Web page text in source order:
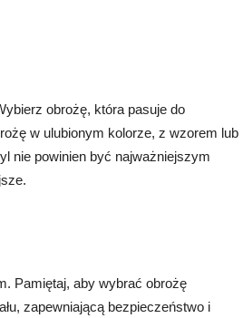
obrożę, która pasuje do
w ulubionym kolorze, z wzorem lub
nie powinien być najważniejszym
Pamiętaj, aby wybrać obrożę
zapewniającą bezpieczeństwo i